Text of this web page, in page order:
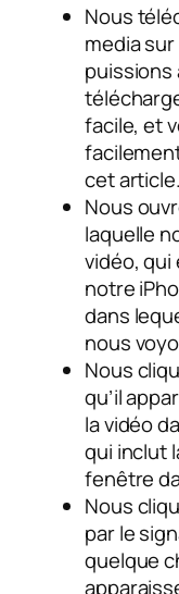
Nous
media
puissions
facile, et
cet article.
Nous
laquelle
vidéo, qui
notre
dans
nous
Nous
qu’il
la vidéo
qui inclut
fenêtre
Nous
par le
quelque